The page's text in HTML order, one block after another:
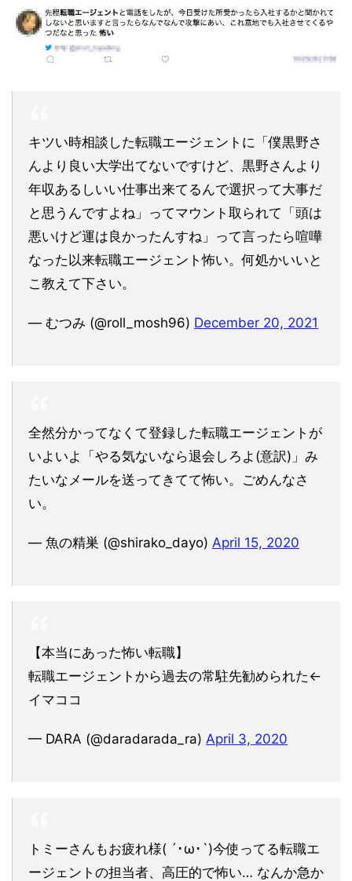
キツい時相談した転職エージェントに「僕黒野さ
んより良い大学出てないですけど、黒野さんより
年収あるしいい仕事出来てるんで選択って大事だ
と思うんですよね」ってマウント取られて「頭は
悪いけど運は良かったんすね」って言ったら喧嘩
なった以来転職エージェント怖い。何処かいいと
こ教えて下さい。
— むつみ (@roll_mosh96) December 20, 2021
全然分かってなくて登録した転職エージェントが
いよいよ「やる気ないなら退会しろよ(意訳)」み
たいなメールを送ってきてて怖い。ごめんなさ
い。
— 魚の精巣 (@shirako_dayo) April 15, 2020
【本当にあった怖い転職】
転職エージェントから過去の常駐先勧められた←
イマココ
— DARA (@daradarada_ra) April 3, 2020
トミーさんもお疲れ様( ´･ω･`)今使ってる転職エ
ージェントの担当者、高圧的で怖い… なんか急か